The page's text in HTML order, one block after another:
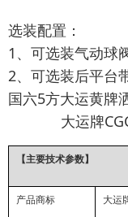
选装配置：
1、可选装气动球
2、可选装后平台
国六5方大运黄牌
大运牌
【主要技术参数】
产品商标 大运